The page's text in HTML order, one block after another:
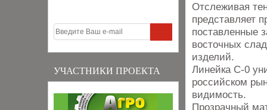
УЧАСТНИКИ ПРОЕКТА
Отслеживая
представляет
поставленные
восточных
изделий.
Линейка С-0
российском
видимость.
Прозрачный